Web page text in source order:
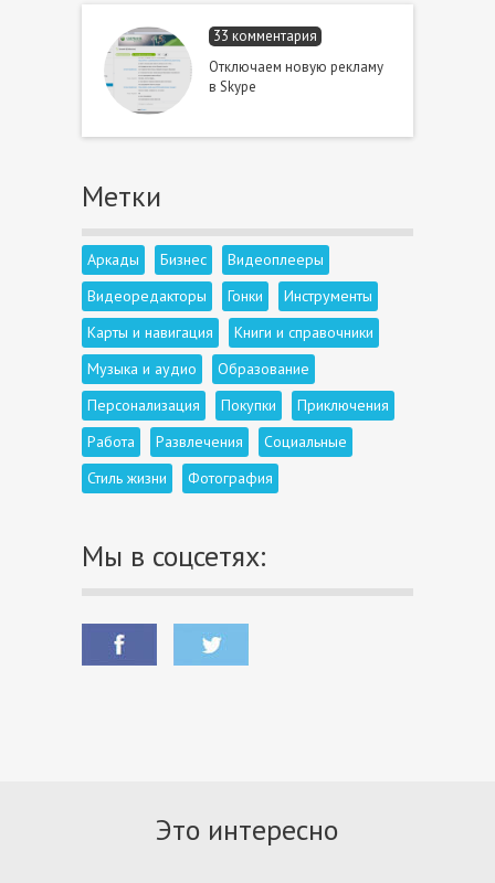
33 комментария
Отключаем новую рекламу
в Skype
Метки
Аркады Бизнес
Видеоплееры
Видеоредакторы
Гонки
Инструменты
Карты и навигация
Книги и справочники
Музыка и аудио
Образование
Персонализация
Покупки
Приключения
Работа
Развлечения
Социальные
Стиль жизни
Фотография
Мы в соцсетях:
Это интересно